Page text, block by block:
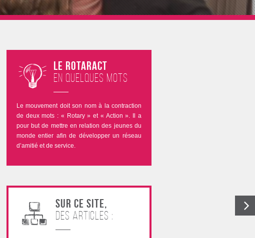
Le Rotaract
en quelques mots
Le mouvement doit son nom à la contraction
de deux mots : « Rotary » et « Action ». Il a
pour but de mettre en relation des jeunes du
monde entier afin de développer un réseau
d’amitié et de service.
Sur ce site,
des articles :